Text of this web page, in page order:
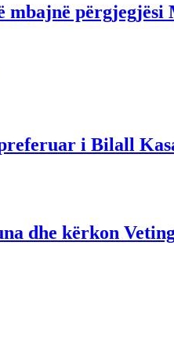
mbajnë
i Bilall
dhe kërkon